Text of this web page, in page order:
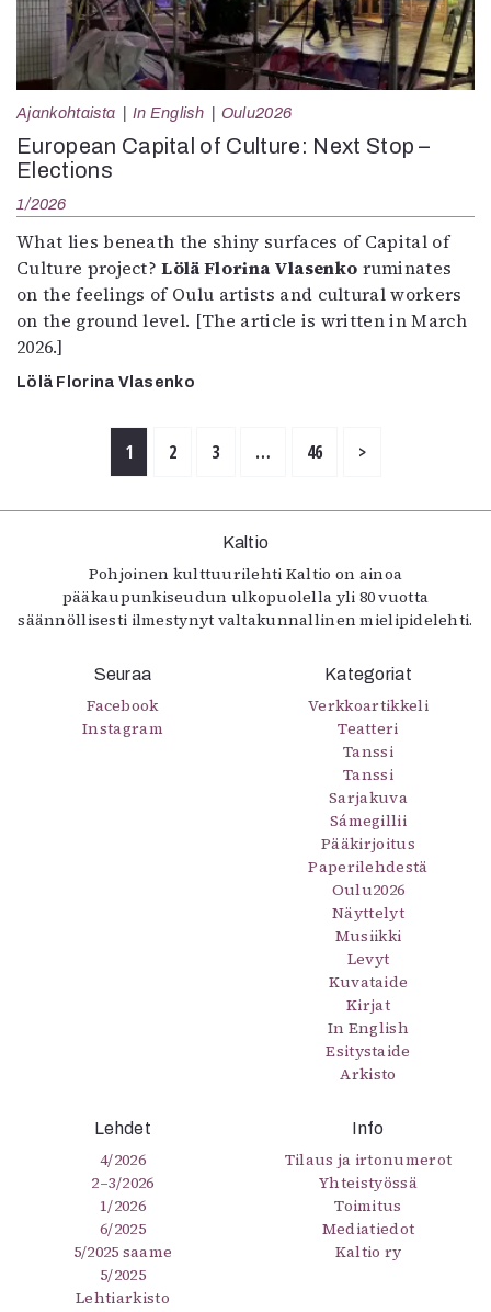
Ajankohtaista In English Oulu2026
European Capital of Culture: Next Stop –
Elections
1/2026
What lies beneath the shiny surfaces of Capital of
Culture project?Lölä Florina Vlasenko ruminates
on the feelings of Oulu artists and cultural workers
on the ground level. [The article is written in March
2026.]
Lölä Florina Vlasenko
1 2 3 … 46 >
Kaltio
Pohjoinen kulttuurilehti Kaltio on ainoa
pääkaupunkiseudun ulkopuolella yli 80 vuotta
säännöllisesti ilmestynyt valtakunnallinen mielipidelehti.
Seuraa
Facebook
Instagram
Kategoriat
Verkkoartikkeli
Teatteri
Tanssi
Tanssi
Sarjakuva
Sámegillii
Pääkirjoitus
Paperilehdestä
Oulu2026
Näyttelyt
Musiikki
Levyt
Kuvataide
Kirjat
In English
Esitystaide
Arkisto
Lehdet
4/2026
2–3/2026
1/2026
6/2025
5/2025 saame
5/2025
Lehtiarkisto
Info
Tilaus ja irtonumerot
Yhteistyössä
Toimitus
Mediatiedot
Kaltio ry